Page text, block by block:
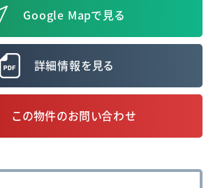
Google Mapで見る
詳細情報を見る
この物件のお問い合わせ